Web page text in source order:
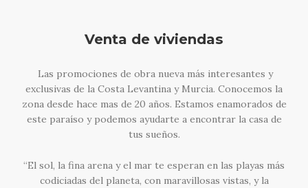
Venta de viviendas
Las promociones de obra nueva más interesantes y
exclusivas de la Costa Levantina y Murcia. Conocemos la
zona desde hace mas de 20 años. Estamos enamorados de
este paraíso y podemos ayudarte a encontrar la casa de
tus sueños.
“El sol, la fina arena y el mar te esperan en las playas más
codiciadas del planeta, con maravillosas vistas, y la